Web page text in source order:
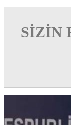
SİZİN